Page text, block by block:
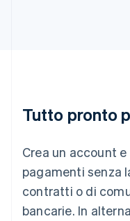
Tutto pronto
Crea un account
pagamenti senza
contratti o di
bancarie. In
Lituania
Lussemburgo
Deutsch
Malaysia
English 简体中文
Malta